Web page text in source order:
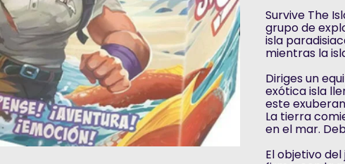
Survive The
grupo de
isla
mientras la
Diriges un
exótica isla
este
La tierra
en el mar.
El objetivo